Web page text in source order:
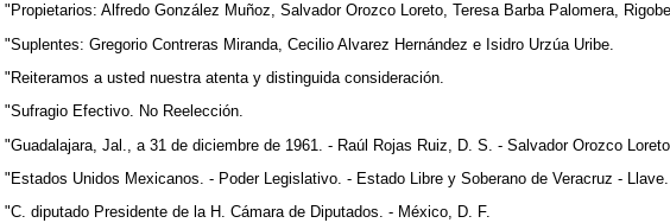
"Propietarios: Alfredo González Muñoz, Salvador Orozco Loreto, Teresa Barba Palomera,
"Suplentes: Gregorio Contreras Miranda, Cecilio Alvarez Hernández e Isidro Urzúa Uribe.
"Reiteramos a usted nuestra atenta y distinguida consideración.
"Sufragio Efectivo. No Reelección.
"Guadalajara, Jal., a 31 de diciembre de 1961. - Raúl Rojas Ruiz, D. S. - Salvador Orozco
"Estados Unidos Mexicanos. - Poder Legislativo. - Estado Libre y Soberano de Veracruz - Llave.
"C. diputado Presidente de la H. Cámara de Diputados. - México, D. F.